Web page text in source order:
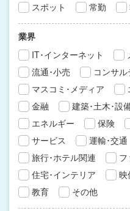
スポット
常勤
業界
IT･インターネット
流通･小売
コンサ
マスコミ･メディア
金融
建築･土木･設
エネルギー
保険
サービス
運輸･交通
旅行･ホテル関連
フ
住宅･インテリア
映
教育
その他